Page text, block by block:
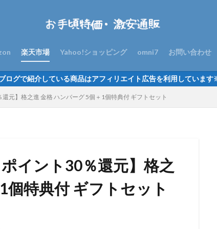
楽天市場 Yahoo!ショッピング omni7 お問い合わせ
ログで紹介している商品はアフィリエイト広告を利用していま
元】格之進 金格 ハンバーグ 5個＋1個特典付 ギフトセット
イント30％還元】格之
個特典付 ギフトセット